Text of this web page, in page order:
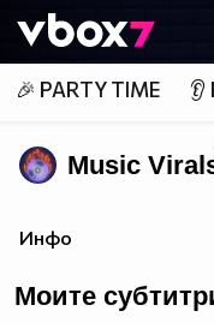
👾
🎉 PARTY TIME
Music
Инфо
Моите